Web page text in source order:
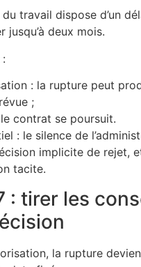
du travail dispose d’un
jusqu’à deux mois.
: la rupture peut
;
contrat se poursuit.
: le silence de
implicite de rejet,
tacite.
: tirer les
la rupture